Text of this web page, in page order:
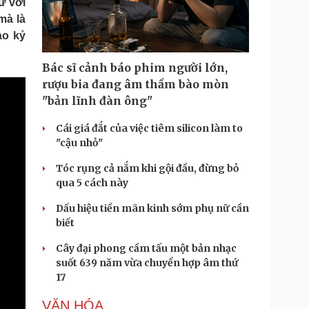
nghiệp 24h
nhân
cộng đồng
Tin Công nghệ
Trải nghiệm
Chuyển đổi số
lịch
Podcast
Đọc truyện đêm khuya
Cửa sổ tình yêu
Kể chuyện cho bé
với
là
kỷ
Bác sĩ cảnh báo phim người lớn,
rượu bia đang âm thầm bào mòn
"bản lĩnh đàn ông"
Cái giá đắt của việc tiêm silicon làm to
"cậu nhỏ"
Tóc rụng cả nắm khi gội đầu, đừng bỏ
qua 5 cách này
Dấu hiệu tiền mãn kinh sớm phụ nữ cần
biết
Cây đại phong cầm tấu một bản nhạc
suốt 639 năm vừa chuyển hợp âm thứ
17
VĂN HÓA